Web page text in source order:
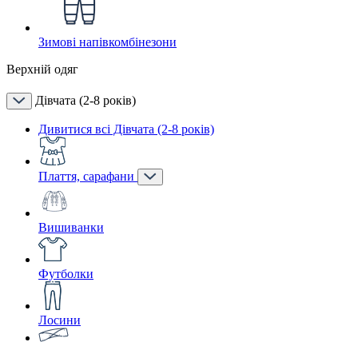
Зимові напівкомбінезони
Верхній одяг
Дівчата (2-8 років)
Дивитися всі Дівчата (2-8 років)
Плаття, сарафани
Вишиванки
Футболки
Лосини